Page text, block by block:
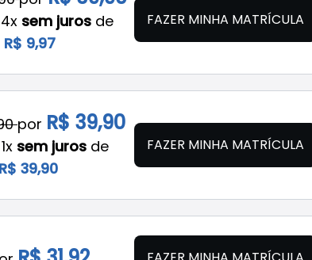
sem juros de
R$ 9,97
FAZER MINHA MATRÍCULA
por R$ 39,90
sem juros de
R$ 39,90
FAZER MINHA MATRÍCULA